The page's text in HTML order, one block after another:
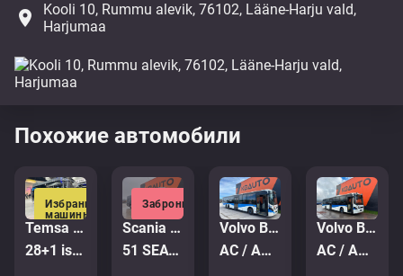
place
Kooli 10, Rummu alevik, 76102, Lääne-Harju vald,
Harjumaa
Похожие автомобили
Избранные
машины
Temsa Prestij
28+1 istekohta | 7.3m | UUS
Забронировано
Scania K 450 Irizar I8 6x2*4
51 SEATS / AC / AUXILIARY HEATING / TV / WC
Volvo B8RLE 8900 6x2*4
AC / AUXILIARY HEATING
Volvo B8RLE 8900 4x2
AC / AUXILIARY HEATING